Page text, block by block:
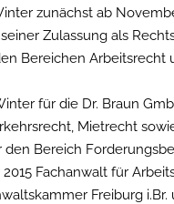
zunächst ab
Zulassung als
Bereichen Arbeitsrecht
für die Dr. Braun
Mietrecht
Bereich
Fachanwalt für
Freiburg